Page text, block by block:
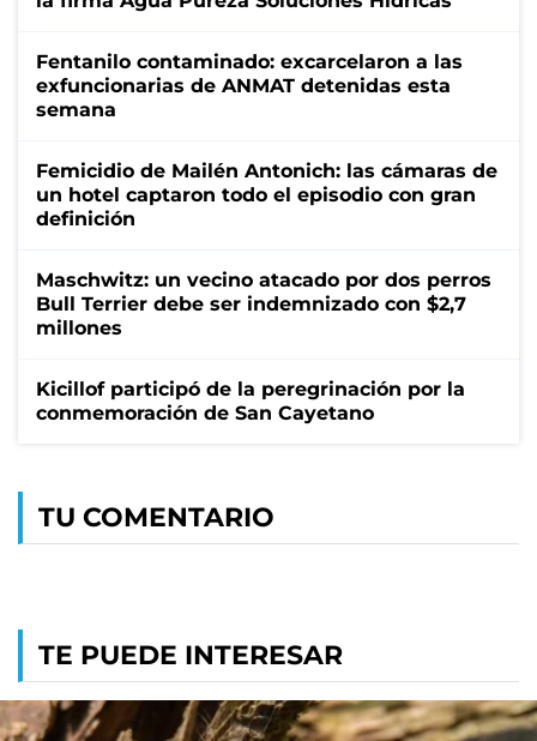
Fentanilo contaminado: excarcelaron a las
exfuncionarias de ANMAT detenidas esta
semana
Femicidio de Mailén Antonich: las cámaras de
un hotel captaron todo el episodio con gran
definición
Maschwitz: un vecino atacado por dos perros
Bull Terrier debe ser indemnizado con $2,7
millones
Kicillof participó de la peregrinación por la
conmemoración de San Cayetano
TU COMENTARIO
TE PUEDE INTERESAR